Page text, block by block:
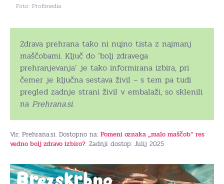
Foto: Profimedia
Zdrava prehrana tako ni nujno tista z najmanj
maščobami. Ključ do ‘bolj zdravega
prehranjevanja’ je tako informirana izbira, pri
čemer je ključna sestava živil – s tem pa tudi
pregled zadnje strani živil v embalaži, so sklenili
na Prehrana.si.
Vir: Prehrana.si. Dostopno na: Pomeni oznaka „malo maščob“ res
vedno bolj zdravo izbiro?. Zadnji dostop: Julij 2025